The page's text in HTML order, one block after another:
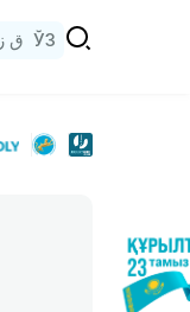
ق ز ЎЗ